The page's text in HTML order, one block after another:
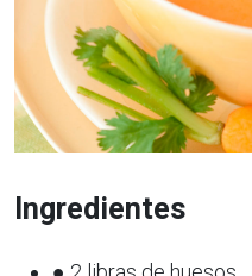
Ingredientes